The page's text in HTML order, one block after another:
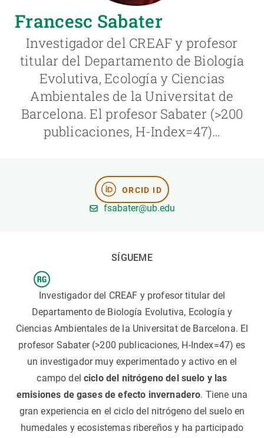
Francesc Sabater
Investigador del CREAF y profesor
titular del Departamento de Biología
Evolutiva, Ecología y Ciencias
Ambientales de la Universitat de
Barcelona. El profesor Sabater (>200
publicaciones, H-Index=47)…
ORCID ID
fsabater@ub.edu
SÍGUEME
Investigador del CREAF y profesor titular del
Departamento de Biología Evolutiva, Ecología y
Ciencias Ambientales de la Universitat de Barcelona. El
profesor Sabater (>200 publicaciones, H-Index=47) es
un investigador muy experimentado y activo en el
campo del ciclo del nitrógeno del suelo y las
emisiones de gases de efecto invernadero. Tiene una
gran experiencia en el ciclo del nitrógeno del suelo en
humedales y ecosistemas ribereños y ha participado
CIENCIA EN ACCIÓN
ÚNETE A NOSOTROS
PARTICIPA
NOTICIAS Y AGENDA